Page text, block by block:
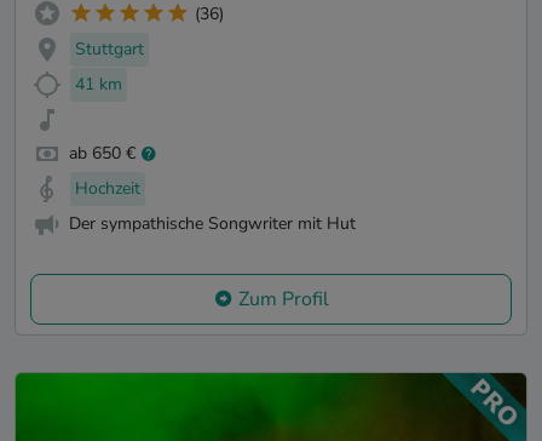
(36)
Stuttgart
41 km
ab 650 €
Hochzeit
Der sympathische Songwriter mit Hut
Zum Profil